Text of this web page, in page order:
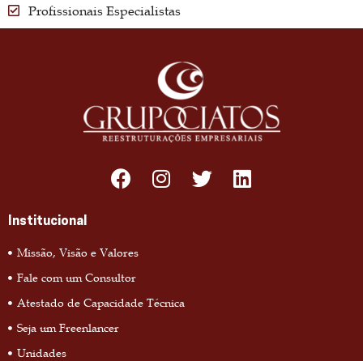
Profissionais Especialistas
Institucional
Missão, Visão e Valores
Fale com um Consultor
Atestado de Capacidade Técnica
Seja um Freenlancer
Unidades